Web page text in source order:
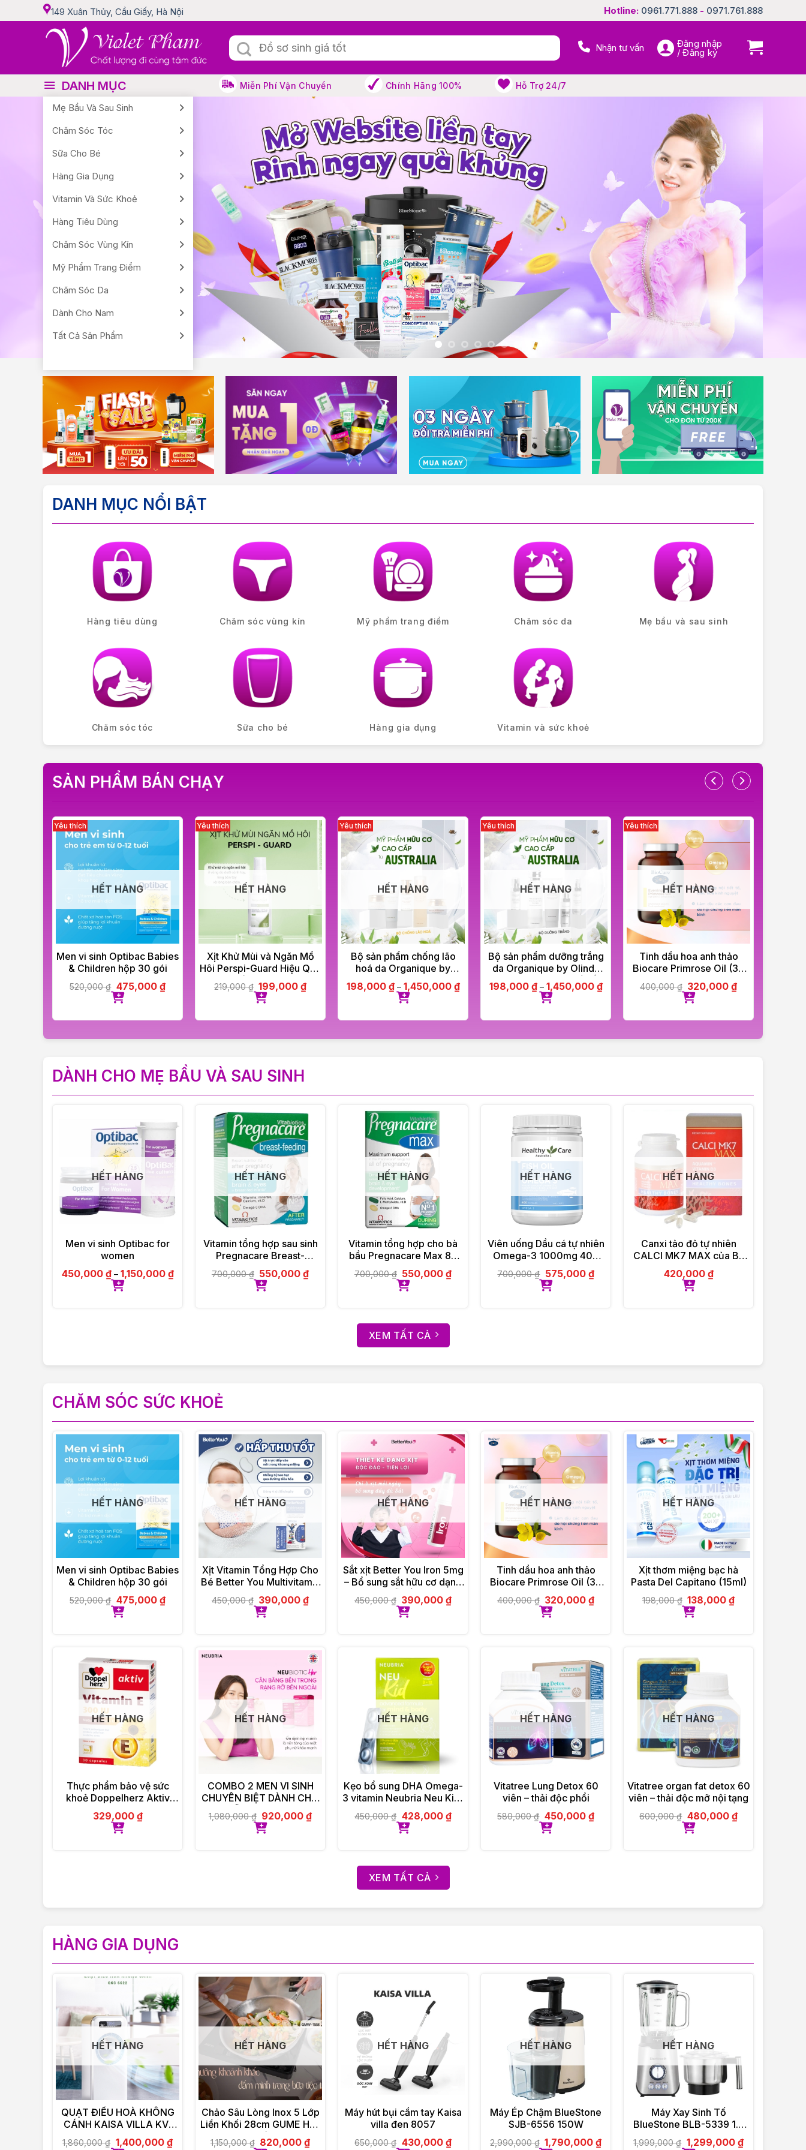
to
149 Xuân Thủy, Cầu Giấy, Hà Nội Hotline: 0961.771.888 - 0971.761.888
Tìm
kiếm:
Nhận tư vấn Đăng nhập
/ Đăng ký
DANH MỤC
Mẹ Bầu Và Sau Sinh
Chăm Sóc Tóc
Sữa Cho Bé
Hàng Gia Dụng
Vitamin Và Sức Khoẻ
Hàng Tiêu Dùng
Chăm Sóc Vùng Kín
Mỹ Phẩm Trang Điểm
Chăm Sóc Da
Dành Cho Nam
Tất Cả Sản Phẩm
Miễn Phí Vận Chuyển Chính Hãng 100% Hỗ Trợ 24/7
DANH MỤC NỔI BẬT
Hàng tiêu dùng Chăm sóc vùng kín Mỹ phẩm trang điểm Chăm sóc da Mẹ bầu và sau sinh
Chăm sóc tóc Sữa cho bé Hàng gia dụng Vitamin và sức khoẻ
SẢN PHẨM BÁN CHẠY
HẾT HÀNG
Men vi sinh Optibac Babies
& Children hộp 30 gói
520,000₫ 475,000 ₫
HẾT HÀNG
Xịt Khử Mùi và Ngăn Mồ
Hôi Perspi-Guard Hiệu Quả
Tối Ưu 30ml
219,000₫ 199,000₫
HẾT HÀNG
Bộ sản phẩm chống lão
hoá da Organique by
Olinda Spring hữu cơ cao
cấp Úc
198,000 ₫– 1,450,000 ₫
HẾT HÀNG
Bộ sản phẩm dưỡng trắng
da Organique by Olinda
Spring hữu cơ cao cấp Úc
198,000 ₫– 1,450,000 ₫
HẾT HÀNG
Tinh dầu hoa anh thảo
Biocare Primrose Oil (30
viên)
400,000₫ 320,000₫
DÀNH CHO MẸ BẦU VÀ SAU SINH
HẾT HÀNG
Men vi sinh Optibac for
women
450,000 ₫– 1,150,000 ₫
HẾT HÀNG
Vitamin tổng hợp sau sinh
Pregnacare Breast-
feeding 84 viên Vitabiotics
UK
700,000₫ 550,000₫
HẾT HÀNG
Vitamin tổng hợp cho bà
bầu Pregnacare Max 84
viên Vitabiotics UK
700,000₫ 550,000₫
HẾT HÀNG
Viên uống Dầu cá tự nhiên
Omega-3 1000mg 400
viên
700,000₫ 575,000 ₫
HẾT HÀNG
Canxi tảo đỏ tự nhiên
CALCI MK7 MAX của Ba
Lan 60 viên
420,000 ₫
XEM TẤT CẢ
CHĂM SÓC SỨC KHOẺ
HẾT HÀNG
Men vi sinh Optibac Babies
& Children hộp 30 gói
520,000₫ 475,000 ₫
HẾT HÀNG
Xịt Vitamin Tổng Hợp Cho
Bé Better You Multivitamin
25ml
450,000₫ 390,000₫
HẾT HÀNG
Sắt xịt Better You Iron 5mg
– Bổ sung sắt hữu cơ dạng
xịt, dễ hấp thu
450,000₫ 390,000₫
HẾT HÀNG
Tinh dầu hoa anh thảo
Biocare Primrose Oil (30
viên)
400,000₫ 320,000₫
HẾT HÀNG
Xịt thơm miệng bạc hà
Pasta Del Capitano (15ml)
198,000₫ 138,000₫
HẾT HÀNG
Thực phẩm bảo vệ sức
khoẻ Doppelherz Aktiv
Vitamin E
329,000 ₫
HẾT HÀNG
COMBO 2 MEN VI SINH
CHUYÊN BIỆT DÀNH CHO
PHỤ NỮ NEUBIOTIC HER
1,080,000₫ 920,000₫
HẾT HÀNG
Kẹo bổ sung DHA Omega-
3 vitamin Neubria Neu Kid-
Anh 30 viên
450,000₫ 428,000 ₫
HẾT HÀNG
Vitatree Lung Detox 60
viên – thải độc phổi
580,000₫ 450,000 ₫
HẾT HÀNG
Vitatree organ fat detox 60
viên – thải độc mỡ nội tạng
600,000₫ 480,000 ₫
XEM TẤT CẢ
HÀNG GIA DỤNG
HẾT HÀNG
QUẠT ĐIỀU HOÀ KHÔNG
CÁNH KAISA VILLA KV-
QKC6622
1,860,000₫ 1,400,000 ₫
HẾT HÀNG
Chảo Sâu Lòng Inox 5 Lớp
Liền Khối 28cm GUME Hàn
Quốc
1,150,000₫ 820,000₫
HẾT HÀNG
Máy hút bụi cầm tay Kaisa
villa đen 8057
650,000₫ 430,000 ₫
HẾT HÀNG
Máy Ép Chậm BlueStone
SJB-6556 150W
2,990,000₫ 1,790,000₫
HẾT HÀNG
Máy Xay Sinh Tố
BlueStone BLB-5339 1.5
Lít 800W
1,999,000₫ 1,299,000 ₫